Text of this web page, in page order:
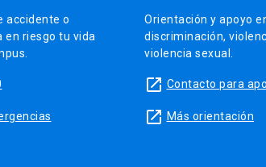
accidente o
en riesgo tu vida
Orientación y apoyo
discriminación,
violencia sexual.
launch Contacto para
launch Más orientación